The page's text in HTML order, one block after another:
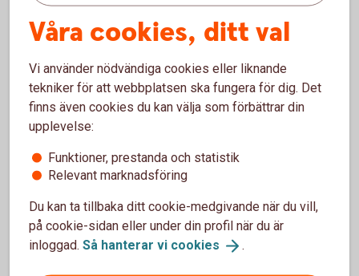
Kontakt Mastercard Platinum
Ring 0771-42 00 10 – frågor eller spärr av
kort, Mastercard Platinum
Frågor om försäkring, spärra kortet? Ett nummer för
Spärrservice öppet dygnet runt och för övriga frågor
vardagar 9.00-18.00.
Våra cookies, ditt val
Vi använder nödvändiga cookies eller liknande
tekniker för att webbplatsen ska fungera för dig. Det
finns även cookies du kan välja som förbättrar din
upplevelse:
Funktioner, prestanda och statistik
Relevant marknadsföring
Du kan ta tillbaka ditt cookie-medgivande när du vill,
på cookie-sidan eller under din profil när du är
inloggad. Så hanterar vi cookies .